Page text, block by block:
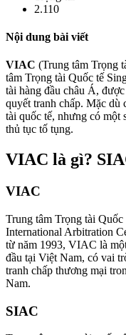
2.110
Nội dung bài viết
VIAC (Trung tâm Trọng
tâm Trọng tài Quốc tế
tài hàng đầu châu Á,
quyết tranh chấp. Mặc dù
tài quốc tế, nhưng có một
thủ tục tố tụng.
VIAC là gì?
VIAC
Trung tâm Trọng tài
International Arbitration
từ năm 1993, VIAC là
đầu tại Việt Nam, có vai
tranh chấp thương mại
Nam.
SIAC